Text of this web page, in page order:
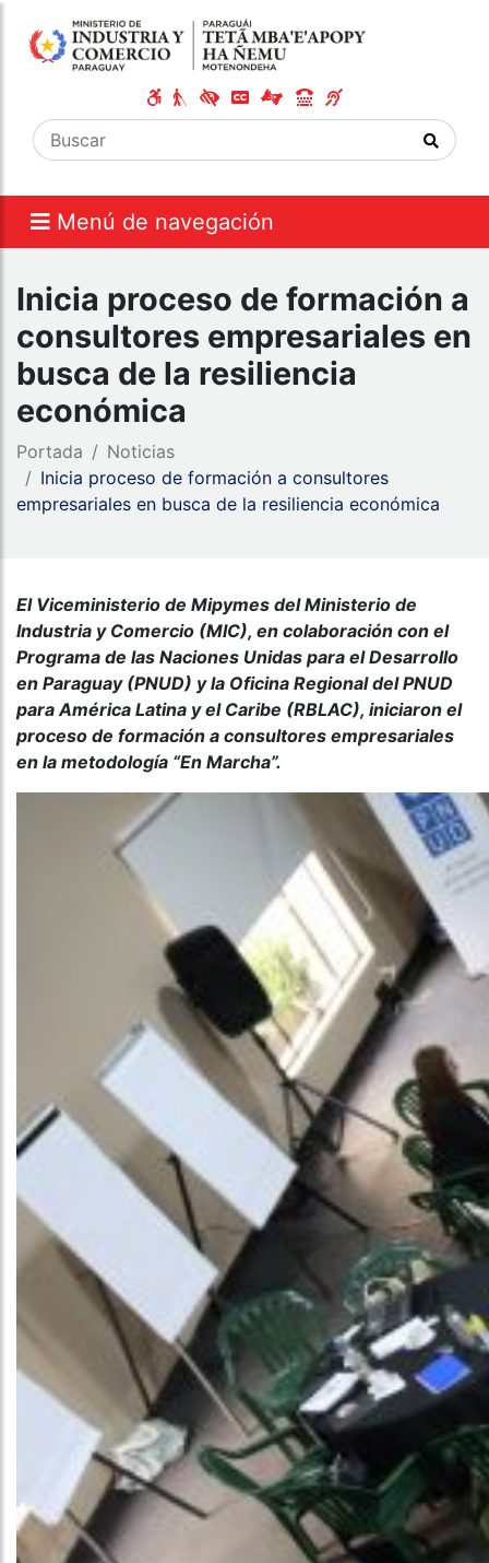
Menú de navegación
Inicia proceso de formación a
consultores empresariales en
busca de la resiliencia
económica
Portada
Noticias
Inicia proceso de formación a consultores
empresariales en busca de la resiliencia económica
El Viceministerio de Mipymes del Ministerio de
Industria y Comercio (MIC), en colaboración con el
Programa de las Naciones Unidas para el Desarrollo
en Paraguay (PNUD) y la Oficina Regional del PNUD
para América Latina y el Caribe (RBLAC), iniciaron el
proceso de formación a consultores empresariales
en la metodología “En Marcha”.